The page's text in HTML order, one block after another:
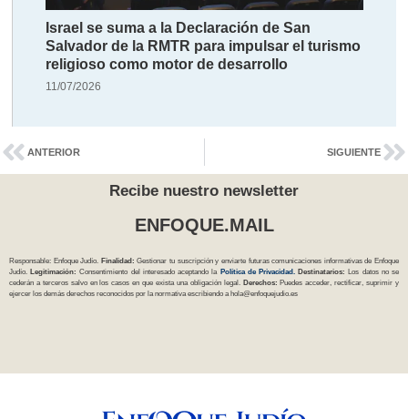
Israel se suma a la Declaración de San
Salvador de la RMTR para impulsar el turismo
religioso como motor de desarrollo
11/07/2026
ANTERIOR SIGUIENTE
Recibe nuestro newsletter
ENFOQUE.MAIL
Responsable: Enfoque Judío. Finalidad: Gestionar tu suscripción y enviarte futuras comunicaciones informativas de Enfoque
Judío. Legitimación: Consentimiento del interesado aceptando la Política de Privacidad . Destinatarios: Los datos no se
cederán a terceros salvo en los casos en que exista una obligación legal. Derechos: Puedes acceder, rectificar, suprimir y
ejercer los demás derechos reconocidos por la normativa escribiendo a hola@enfoquejudio.es